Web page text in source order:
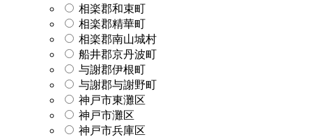
相楽郡和束町
相楽郡精華町
相楽郡南山城村
船井郡京丹波町
与謝郡伊根町
与謝郡与謝野町
神戸市東灘区
神戸市灘区
神戸市兵庫区